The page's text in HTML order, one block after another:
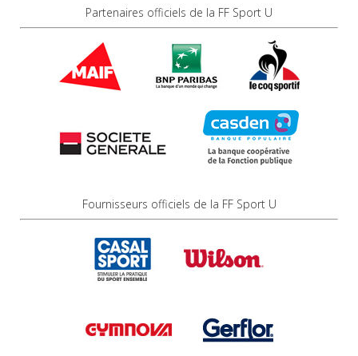
Partenaires officiels de la FF Sport U
Fournisseurs officiels de la FF Sport U